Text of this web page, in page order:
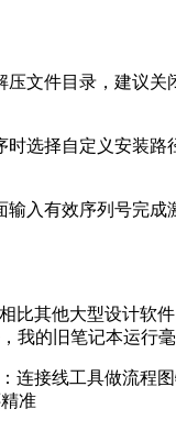
压文件目录，建议关
时选择自定义安装路
输入有效序列号完成
比其他大型设计软件
我的旧笔记本运行
连接线工具做流程
准